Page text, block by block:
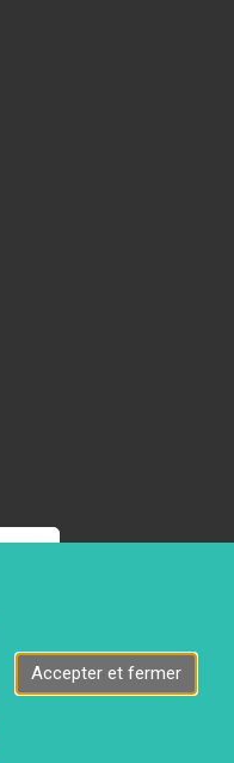
Inc. 2026
Accepter et fermer